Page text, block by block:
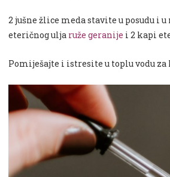
2 jušne žlice meda stavite u posudu i
eteričnog ulja ruže geranije i 2 kapi
Pomiješajte i istresite u toplu vodu